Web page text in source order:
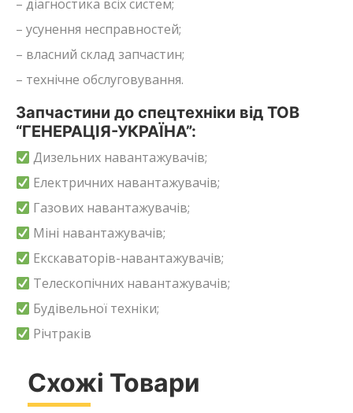
– діагностика всіх систем;
– усунення несправностей;
– власний склад запчастин;
– технічне обслуговування.
Запчастини до спецтехніки від ТОВ
“ГЕНЕРАЦІЯ-УКРАЇНА”:
Дизельних навантажувачів;
Електричних навантажувачів;
Газових навантажувачів;
Міні навантажувачів;
Екскаваторів-навантажувачів;
Телескопічних навантажувачів;
Будівельної техніки;
Річтраків
Схожі Товари